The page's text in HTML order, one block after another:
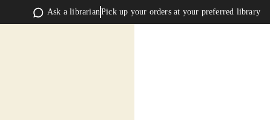
Ask a librarianPick up your orders at your preferred library